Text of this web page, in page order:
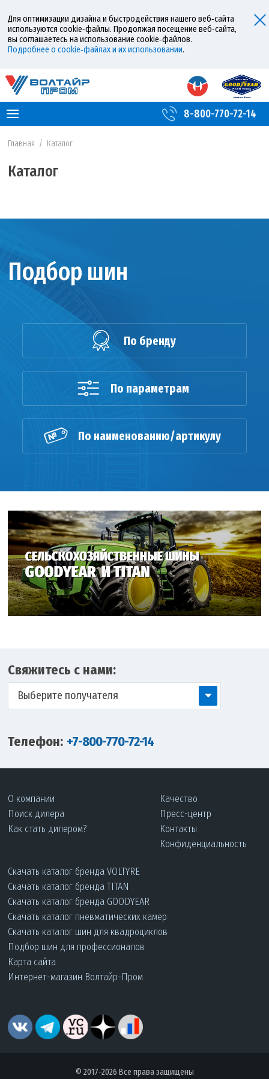
Для оптимизации дизайна и быстродействия нашего веб‑сайта
используются cookie‑файлы. Продолжая посещение веб‑сайта,
вы соглашаетесь на использование cookie‑файлов.
Подробнее о cookie‑файлах и их использовании.
8-800-770-72-14
Главная / Каталог
Каталог
Подбор шин
По бренду
По параметрам
По наименованию/артикулу
Свяжитесь с нами:
Выберите получателя
Телефон: +7-800-770-72-14
О компании
Поиск дилера
Как стать дилером?
Качество
Пресс-центр
Контакты
Конфиденциальность
Скачать каталог бренда VOLTYRE
Скачать каталог бренда TITAN
Скачать каталог бренда GOODYEAR
Скачать каталог пневматических камер
Скачать каталог шин для квадроциклов
Подбор шин для профессионалов
Карта сайта
Интернет-магазин Волтайр-Пром
© 2017-2026 Все права защищены